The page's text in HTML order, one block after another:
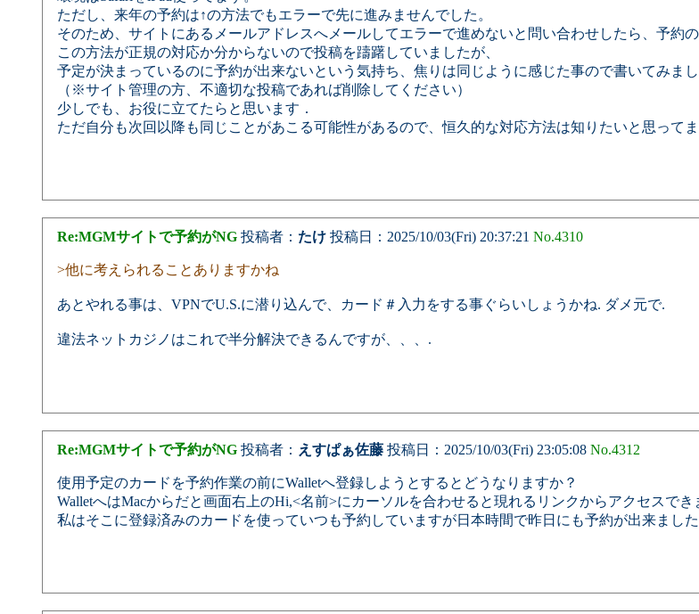
ただし、来年の予約は↑の方法でもエラーで先に進みませんでした。
そのため、サイトにあるメールアドレスへメールしてエラーで進めないと問い合わせしたら、予約
この方法が正規の対応か分からないので投稿を躊躇していましたが、
予定が決まっているのに予約が出来ないという気持ち、焦りは同じように感じた事ので書いてみまし
（※サイト管理の方、不適切な投稿であれば削除してください）
少しでも、お役に立てたらと思います．
ただ自分も次回以降も同じことがあこる可能性があるので、恒久的な対応方法は知りたいと思ってま
Re:MGMサイトで予約がNG投稿者： たけ投稿日：2025/10/03(Fri) 20:37:21 No.4310
>他に考えられることありますかね
あとやれる事は、VPNでU.S.に潜り込んで、カード＃入力をする事ぐらいしょうかね. ダメ元で.
違法ネットカジノはこれで半分解決できるんですが、、、.
Re:MGMサイトで予約がNG投稿者： えすぱぁ佐藤投稿日：2025/10/03(Fri) 23:05:08 No.4312
使用予定のカードを予約作業の前にWalletへ登録しようとするとどうなりますか？
WalletへはMacからだと画面右上のHi,<名前>にカーソルを合わせると現れるリンクからアクセスでき
私はそこに登録済みのカードを使っていつも予約していますが日本時間で昨日にも予約が出来ました